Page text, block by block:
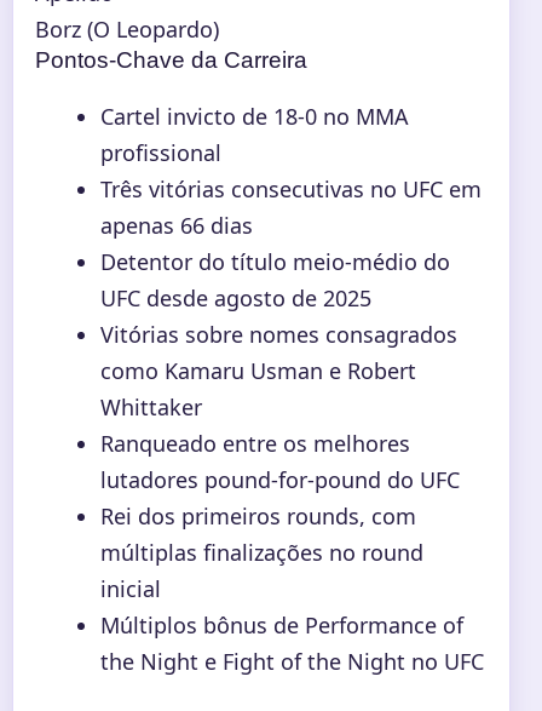
Borz (O Leopardo)
Pontos-Chave da Carreira
Cartel invicto de 18-0 no MMA
profissional
Três vitórias consecutivas no UFC em
apenas 66 dias
Detentor do título meio-médio do
UFC desde agosto de 2025
Vitórias sobre nomes consagrados
como Kamaru Usman e Robert
Whittaker
Ranqueado entre os melhores
lutadores pound-for-pound do UFC
Rei dos primeiros rounds, com
múltiplas finalizações no round
inicial
Múltiplos bônus de Performance of
the Night e Fight of the Night no UFC